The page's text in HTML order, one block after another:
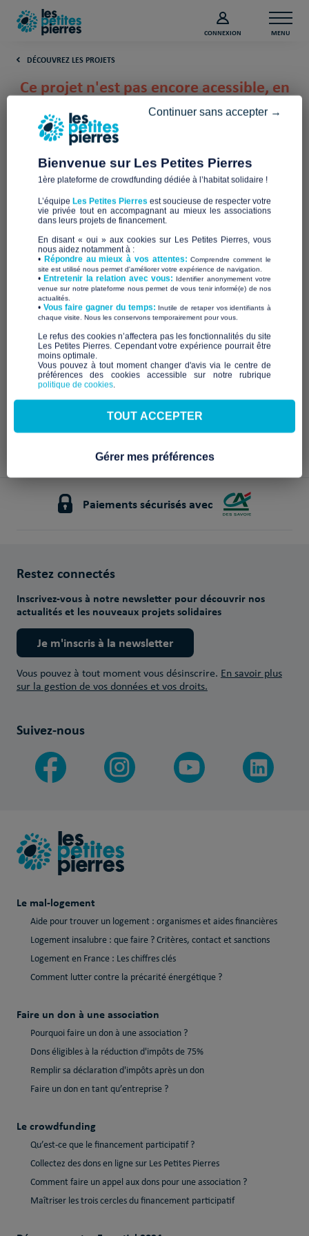
CONNEXION MENU
DÉCOUVREZ LES PROJETS
Ce projet n'est pas encore acessible, en
attendant découvrez les derniers
projets lancés :
Deux locations pour
héberger des demandeurs
d'asile
COLLECTIF AGIR
10 670€ sur 15 000€
64 joursrestants ! +
Solution de relogement
pour un public SDF
Centre de Développement pour
l'Habitat et l'Aménagement des
Territoires
2 420€ sur 15 000€
34 joursrestants !
Paiements sécurisés avec
Restez connectés
Inscrivez-vous à notre newsletter pour découvrir nos
actualités et les nouveaux projets solidaires
Je m'inscris à la newsletter
Vous pouvez à tout moment vous désinscrire. En savoir plus
sur la gestion de vos données et vos droits.
Suivez-nous
Le mal-logement
Aide pour trouver un logement : organismes et aides financières
Logement insalubre : que faire ? Critères, contact et sanctions
Logement en France : Les chiffres clés
Comment lutter contre la précarité énergétique ?
Faire un don à une association
Pourquoi faire un don à une association ?
Dons éligibles à la réduction d'impôts de 75%
Remplir sa déclaration d'impôts après un don
Faire un don en tant qu’entreprise ?
Le crowdfunding
Qu’est-ce que le financement participatif ?
Collectez des dons en ligne sur Les Petites Pierres
Comment faire un appel aux dons pour une association ?
Maîtriser les trois cercles du financement participatif
Bienvenue sur Les Petites Pierres
1ère plateforme de crowdfunding dédiée à l’habitat solidaire !
L’équipe Les Petites Pierres est soucieuse de respecter votre
vie privée tout en accompagnant au mieux les associations
dans leurs projets de financement.
En disant « oui » aux cookies sur Les Petites Pierres, vous
nous aidez notamment à :
• Répondre au mieux à vos attentes:Comprendre comment le
site est utilisé nous permet d'améliorer votre expérience de navigation.
•Entretenir la relation avec vous: Identifier anonymement votre
venue sur notre plateforme nous permet de vous tenir informé(e) de nos
actualités.
​• Vous faire gagner du temps: Inutile de retaper vos identifiants à
chaque visite. Nous les conservons temporairement pour vous.
​Le refus des cookies n’affectera pas les fonctionnalités du site
Les Petites Pierres. Cependant votre expérience pourrait être
moins optimale.​
Vous pouvez à tout moment changer d'avis via le centre de
préférences des cookies accessible sur notre rubrique
politique de cookies.
Continuer sans accepter →
TOUT ACCEPTER
Gérer mes préférences